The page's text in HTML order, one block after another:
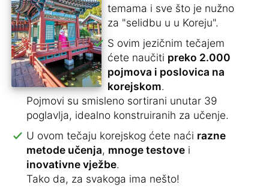
temama i sve što je nužno
za "selidbu u u Koreju".
S ovim jezičnim tečajem
ćete naučiti preko 2.000
pojmova i poslovica na
korejskom.
Pojmovi su smisleno sortirani unutar 39
poglavlja, idealno konstruiranih za učenje.
U ovom tečaju korejskog ćete naći razne
metode učenja, mnoge testove i
inovativne vježbe.
Tako da, za svakoga ima nešto!